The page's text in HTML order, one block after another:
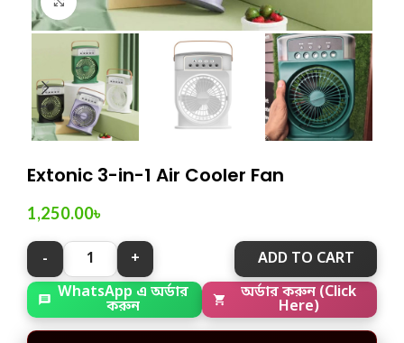
Extonic 3-in-1 Air Cooler Fan
1,250.00৳
ADD TO CART
WhatsApp এ অর্ডার
করুন
অর্ডার করুন (Click
Here)